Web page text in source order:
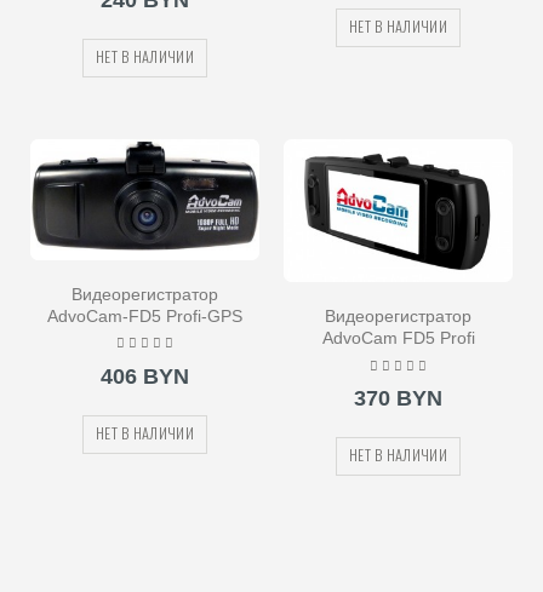
НЕТ В НАЛИЧИИ
НЕТ В НАЛИЧИИ
Видеорегистратор
AdvoCam-FD5 Profi-GPS
406 BYN
НЕТ В НАЛИЧИИ
Видеорегистратор
AdvoCam FD5 Profi
370 BYN
НЕТ В НАЛИЧИИ